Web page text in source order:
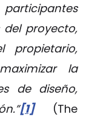
proyecto,
la
de diseño,
[1](The